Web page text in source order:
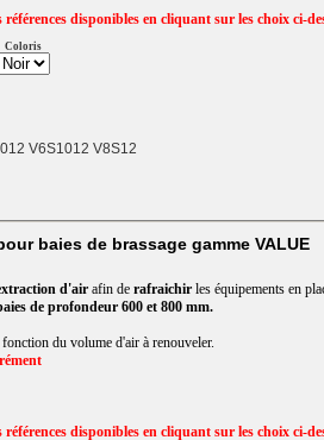
références disponibles en cliquant sur les choix ci-
Coloris
V6S1012 V8S12
baies de brassage gamme VALUE
d'airafin de rafraichirles équipements en
de profondeur 600 et 800 mm.
du volume d'air à renouveler.
références disponibles en cliquant sur les choix ci-